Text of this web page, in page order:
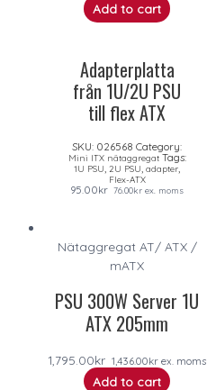
Add to cart
Adapterplatta
från 1U/2U PSU
till flex ATX
SKU: 026568 Category:
Mini ITX nätaggregat Tags:
1U PSU, 2U PSU, adapter,
Flex-ATX
95.00kr 76.00kr ex. moms
Nätaggregat AT/ ATX /
mATX
PSU 300W Server 1U
ATX 205mm
1,795.00kr 1,436.00kr ex. moms
Add to cart